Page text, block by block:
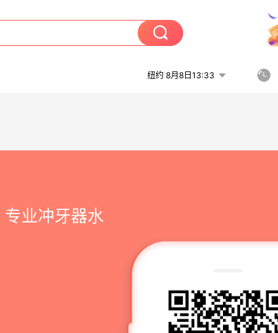
纽约 8月8日13:33
专业冲牙器水